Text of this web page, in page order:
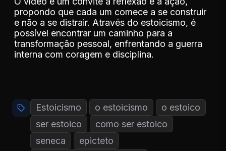
propondo que cada um comece a se construir
e não a se distrair. Através do estoicismo, é
possível encontrar um caminho para a
transformação pessoal, enfrentando a guerra
interna com coragem e disciplina.
Estoicismo o estoicismo
o estoico
ser estoico
como ser estoico
seneca
epicteto